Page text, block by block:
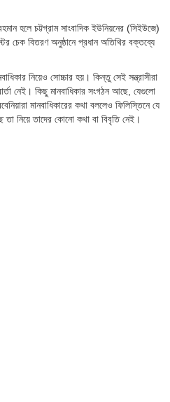
হলে চট্টগ্রাম সাংবাদিক ইউনিয়নের (সিইউজে)
চেক বিতরণ অনুষ্ঠানে প্রধান অতিথির বক্তব্যে
নিয়েও সোচ্চার হয়। কিন্তু সেই সন্ত্রাসীরা
নেই। কিছু মানবাধিকার সংগঠন আছে, যেগুলো
মানবাধিকারের কথা বললেও ফিলিস্তিনে যে
তা নিয়ে তাদের কোনো কথা বা বিবৃতি নেই।